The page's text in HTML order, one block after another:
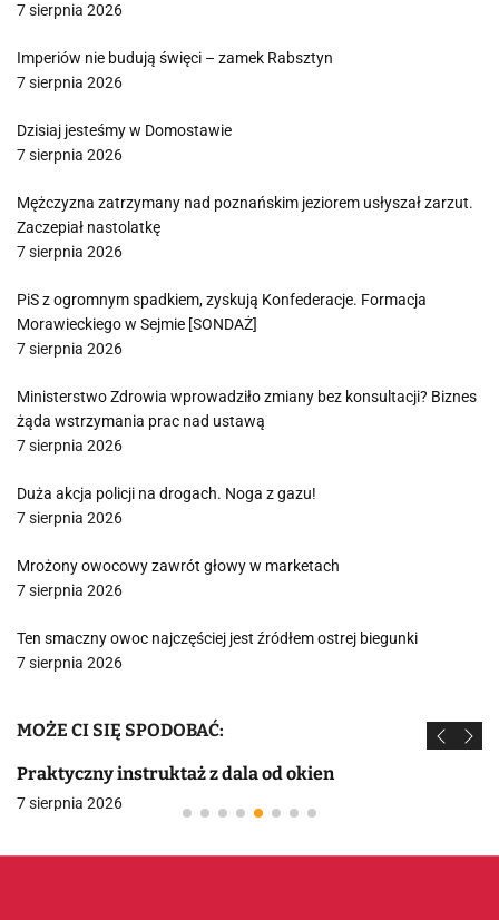
7 sierpnia 2026
Imperiów nie budują święci – zamek Rabsztyn
7 sierpnia 2026
Dzisiaj jesteśmy w Domostawie
7 sierpnia 2026
Mężczyzna zatrzymany nad poznańskim jeziorem usłyszał zarzut.
Zaczepiał nastolatkę
7 sierpnia 2026
PiS z ogromnym spadkiem, zyskują Konfederacje. Formacja
Morawieckiego w Sejmie [SONDAŻ]
7 sierpnia 2026
Ministerstwo Zdrowia wprowadziło zmiany bez konsultacji? Biznes
żąda wstrzymania prac nad ustawą
7 sierpnia 2026
Duża akcja policji na drogach. Noga z gazu!
7 sierpnia 2026
Mrożony owocowy zawrót głowy w marketach
7 sierpnia 2026
Ten smaczny owoc najczęściej jest źródłem ostrej biegunki
7 sierpnia 2026
MOŻE CI SIĘ SPODOBAĆ:
Praktyczny instruktaż z dala od okien
7 sierpnia 2026